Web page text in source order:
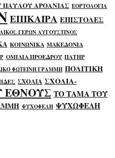
ΠΑΥΛΟΥ ΑΡΟΑΝΙΑΣ ΕΟΡΤΟΛΟΓΙΑ
ΕΠΙΚΑΙΡΑ ΕΠΙΣΤΟΛΕΣ
ΓΕΡΩΝ ΑΥΓΟΥΣΤΙΝΟΣ
ΚΟΙΝΩΝΙΚΑ ΜΑΚΕΔΟΝΙΑ
ΟΜΙΛΙΑ ΠΡΟΕΔΡΟΥ ΠΑΤΗΡ
ΦΩΤΕΙΝΗ ΓΡΑΜΜΗ ΠΟΛΙΤΙΚΗ
ΣΧΟΛΙΑ ΣΧΟΛΙΑ-
ΕΘΝΟΥΣ ΤΟ ΤΑΜΑ ΤΟΥ
ΨΥΧΟΦΕΛΗ ΨΥΧΩΦΕΛΗ